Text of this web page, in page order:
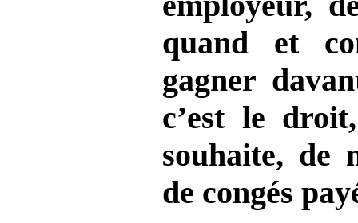
quand et
gagner
c’est le
souhaite, de
de congés